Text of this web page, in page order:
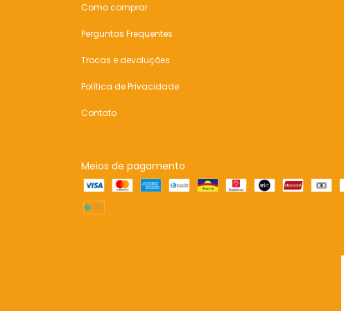
Como comprar
Perguntas Frequentes
Trocas e devoluções
Política de Privacidade
Contato
Meios de pagamento